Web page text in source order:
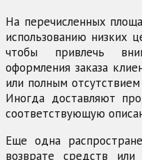
На перечисленных
использованию низких
чтобы привлечь
оформления заказа
или полным
Иногда доставляют
соответствующую
Еще одна
возврате средств или